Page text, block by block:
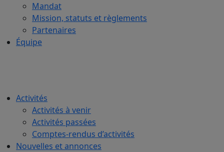
Mandat
Mission, statuts et règlements
Partenaires
Équipe
Activités
Activités à venir
Activités passées
Comptes-rendus d’activités
Nouvelles et annonces